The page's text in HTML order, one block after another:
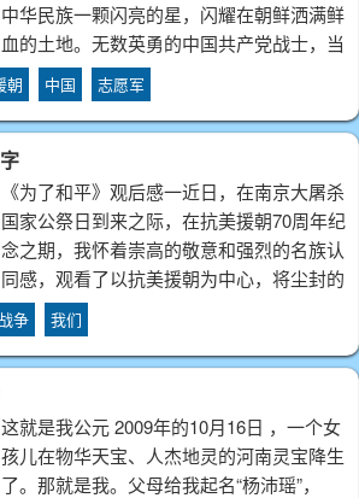
中华民族一颗闪亮的星，闪耀在朝鲜洒满鲜
血的土地。无数英勇的中国共产党战士，当
美军的鹰爪和铁蹄踏上朝鲜的领土时，不顾
一切浴血奋战，最终用自己的铁躯换来了朝
鲜与中国的安宁。《长津湖》讲述了在
1950
朝 中国 志愿军
《为了和平》观后感一近日，在南京大屠杀
国家公祭日到来之际，在抗美援朝70周年纪
念之期，我怀着崇高的敬意和强烈的名族认
同感，观看了以抗美援朝为中心，将尘封的
历史缓缓道来的纪录片——《为了和平》。
观影之后，激动之余，一股淡淡的忧伤一直
萦绕在心头，久久不曾消散。“国行公祭，
战争 我们
这就是我公元 2009年的10月16日 ，一个女
孩儿在物华天宝、人杰地灵的河南灵宝降生
了。那就是我。父母给我起名“杨沛瑶”，